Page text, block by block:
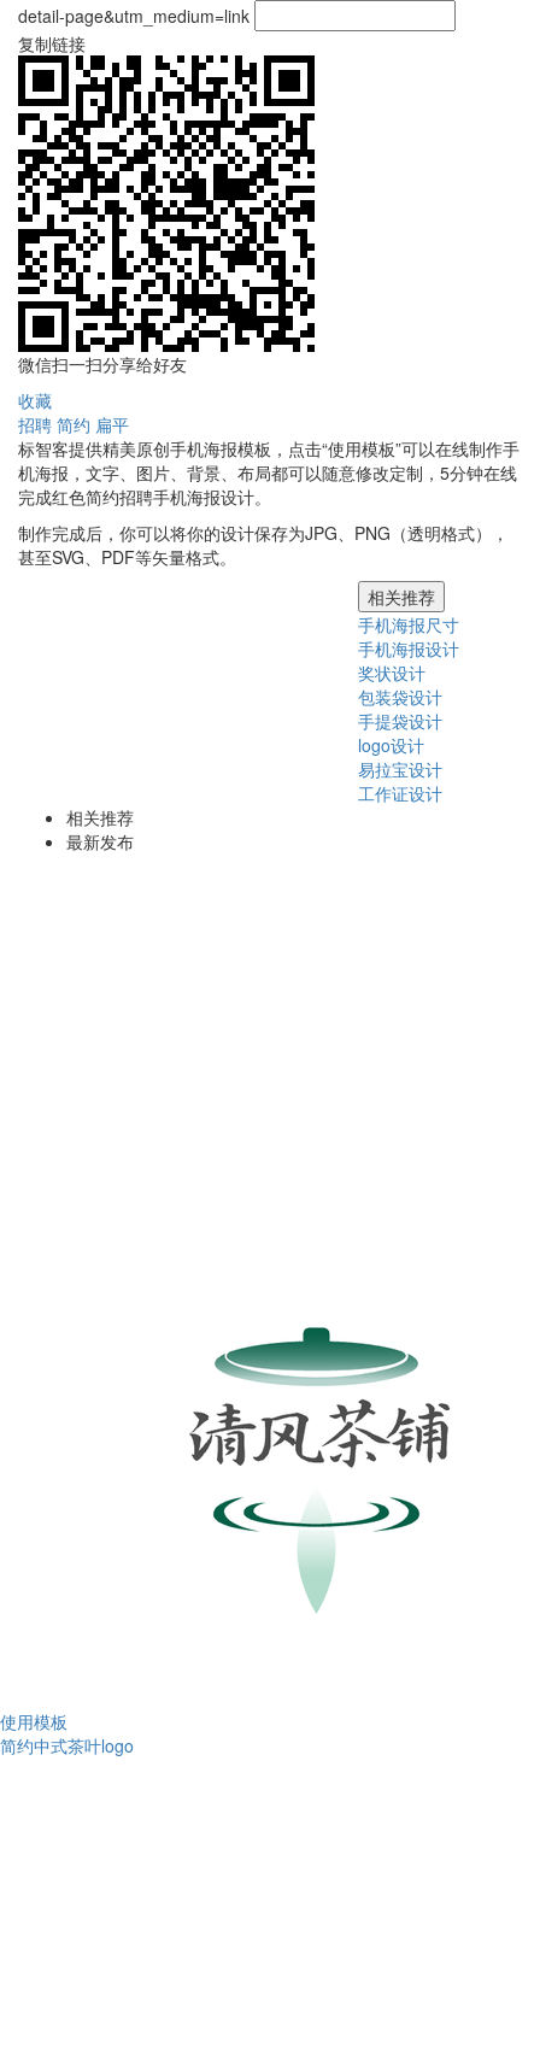
detail-page&utm_medium=link
复制链接
微信扫一扫分享给好友
收藏
招聘 简约 扁平
标智客提供精美原创手机海报模板，点击“使用模板”可以在线制作手
机海报，文字、图片、背景、布局都可以随意修改定制，5分钟在线
完成红色简约招聘手机海报设计。
制作完成后，你可以将你的设计保存为JPG、PNG（透明格式），
甚至SVG、PDF等矢量格式。
相关推荐
手机海报尺寸
手机海报设计
奖状设计
包装袋设计
手提袋设计
logo设计
易拉宝设计
工作证设计
相关推荐
最新发布
使用模板
简约中式茶叶logo